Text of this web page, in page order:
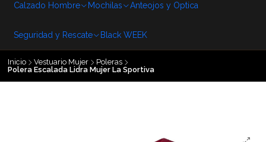
Calzado Hombre Mochilas Anteojos y Optica
Seguridad y Rescate Black WEEK
Inicio Vestuario Mujer
Poleras
Polera Escalada Lidra Mujer La Sportiva